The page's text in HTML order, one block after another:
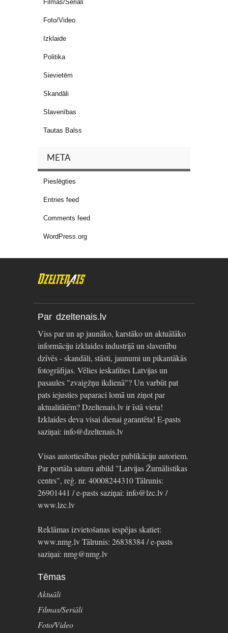
Filmas/Seriāli
Foto/Video
Izklaide
Politika
Sievietēm
Skandāli
Slavenības
Tautas Balss
META
Pieslēgties
Entries feed
Comments feed
WordPress.org
Par dzeltenais.lv
Viss par un ap jaunāko, karstāko un aktuālāko
informāciju izklaides industrijā un slavenību
dzīvēs - skandāli, stāsti, jaunumi un pikantākās
fotogrāfijas. Vēlies ieskatīties Latvijas un
pasaules "zvaigžņu ikdienā"? Un varbūt pat
pats iejusties paparaci lomā un ziņot par
aktualitātēm? Dzeltenais.lv ir īstā vieta!
Izklaides deva visai dienai garantēta! E-pasts
saziņai: info@dzeltenais.lv
Visas autortiesības pieder publikāciju autoriem.
Par portāla saturu atbild "Latvijas Žurnālistikas
centrs", reģ. nr. 40008244310 Tālrunis:
26901441 / e-pasts saziņai: info@lzc.lv /
www.lzc.lv
Reklāmas izvietošanas iespējas skatiet:
www.nmg.lv Tālrunis: 26838384 / e-pasts
saziņai: nmg@nmg.lv
Tēmas
Aktuāli
Filmas/Seriāli
Foto/Video